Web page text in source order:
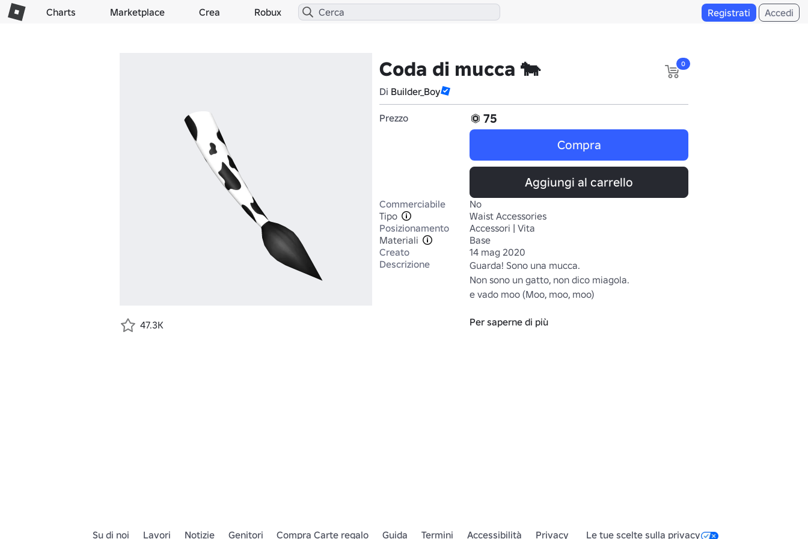
Charts Marketplace Crea Robux Registrati Accedi
Coda di mucca 🐄
Di Builder_Boy
0
Prezzo
75
Compra
Aggiungi al carrello
Commerciabile
No
Tipo
Waist Accessories
Posizionamento
Accessori | Vita
Materiali
Base
Creato
14 mag 2020
Descrizione
Guarda! Sono una mucca.
Non sono un gatto, non dico miagola.
e vado moo (Moo, moo, moo)
Per saperne di più
47.3K
Su di noi Lavori Notizie Genitori Compra Carte regalo Guida Termini Accessibilità Privacy Le tue scelte sulla privacy